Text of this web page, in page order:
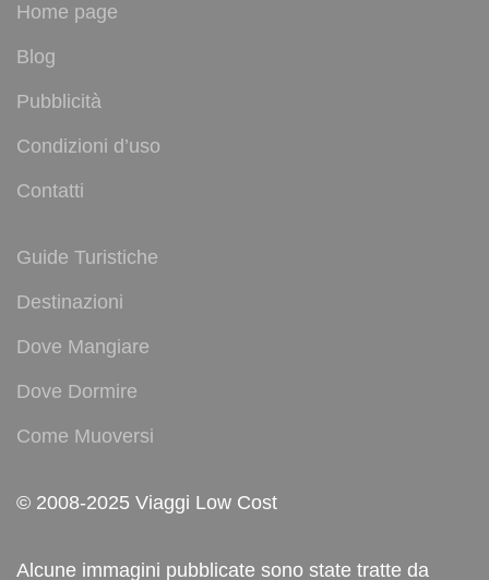
Home page
Blog
Pubblicità
Condizioni d’uso
Contatti
Guide Turistiche
Destinazioni
Dove Mangiare
Dove Dormire
Come Muoversi
© 2008-2025 Viaggi Low Cost
Alcune immagini pubblicate sono state tratte da